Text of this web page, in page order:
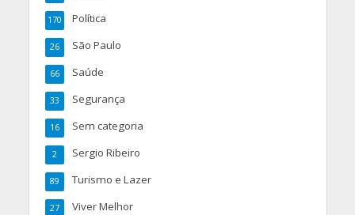
Política
170
São Paulo
26
Saúde
66
Segurança
33
Sem categoria
16
Sergio Ribeiro
2
Turismo e Lazer
89
Viver Melhor
27